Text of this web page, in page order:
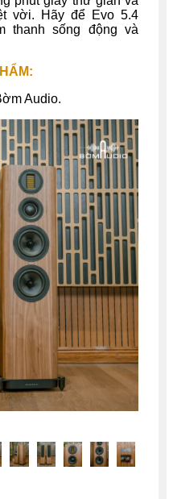
vời. Hãy để Evo 5.4
thanh sống động và
Audio.